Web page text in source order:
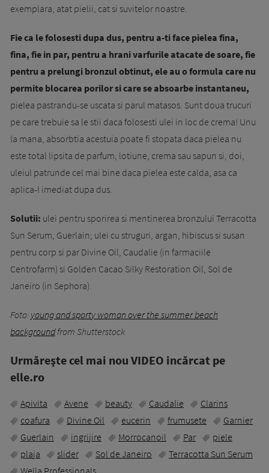
exemplara, atat pielii, cat si suvitelor noastre.
Fie ca le folosesti dupa dus, pentru a-ti face pielea fina,
fina, fie in par, pentru a hrani varfurile atacate de soare, fie
pentru a prelungi bronzul obtinut, ele au o formula care nu
permite blocarea porilor si care se absoarbe instantaneu,
pielea pastrandu-se uscata si parul matasos. Sunt doua trucuri
pe care trebuie sa le stii daca folosesti ulei in loc de crema! Unu
la mana, absorbtia acestuia poate fi stopata daca pielea nu
este total lipsita de parfum, lotiune, crema sau sapun si, doi,
uleiul patrunde cel mai bine daca pielea este calda, asa ca
aplica-l imediat dupa dus.
Solutii: ulei pentru sporirea si mentinerea bronzului Terracotta
Sun Serum, Guerlain; ulei cu struguri, argan, hibiscus si susan
pentru corp si par Divine Oil, Caudalie (in farmaciile
Centrofarm) si Golden Cacao Silky Restoration Oil, Sol de
Janeiro (in Sephora).
Foto: young and sporty woman over the summer beach
backgroundfrom Shutterstock
Urmăreşte cel mai nou VIDEO incărcat pe
elle.ro
Apivita Avene beauty Caudalie
Clarins
coafura
Divine Oil eucerin frumusete
Garnier
Guerlain
ingrijire Morrocanoil Par
piele
plaja
slider Sol de Janeiro
Terracotta Sun Serum